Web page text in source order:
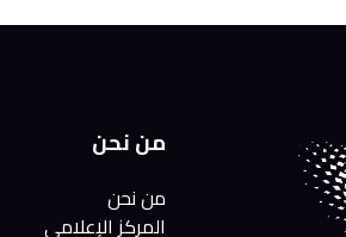
من نحن
من نحن
المركز الإعلامي